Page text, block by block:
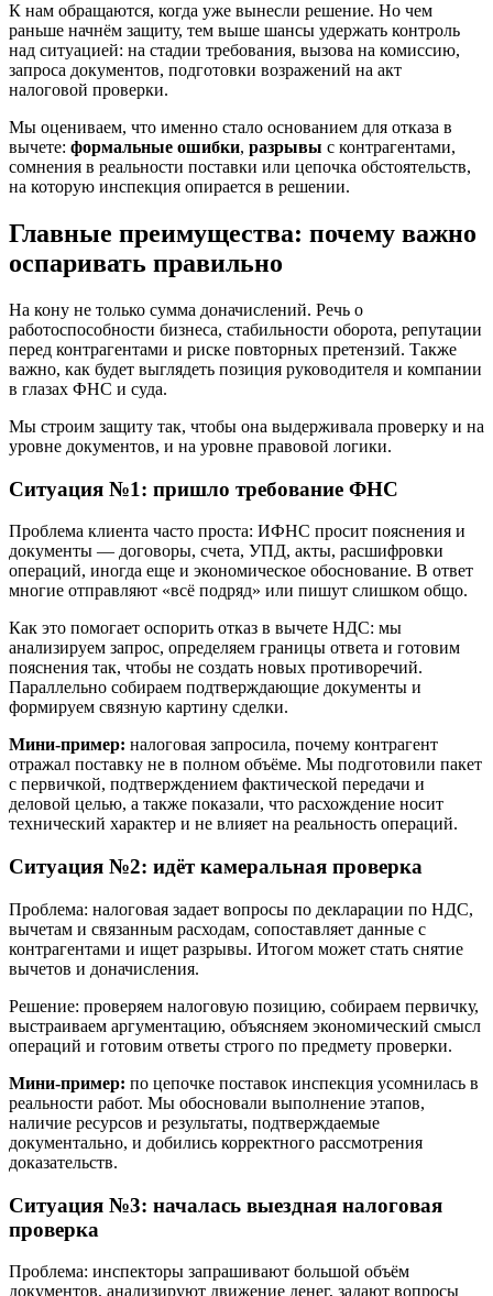
К нам обращаются, когда уже вынесли решение. Но чем
раньше начнём защиту, тем выше шансы удержать контроль
над ситуацией: на стадии требования, вызова на комиссию,
запроса документов, подготовки возражений на акт
налоговой проверки.
Мы оцениваем, что именно стало основанием для отказа в
вычете: формальные ошибки, разрывы с контрагентами,
сомнения в реальности поставки или цепочка обстоятельств,
на которую инспекция опирается в решении.
Главные преимущества: почему важно
оспаривать правильно
На кону не только сумма доначислений. Речь о
работоспособности бизнеса, стабильности оборота, репутации
перед контрагентами и риске повторных претензий. Также
важно, как будет выглядеть позиция руководителя и компании
в глазах ФНС и суда.
Мы строим защиту так, чтобы она выдерживала проверку и на
уровне документов, и на уровне правовой логики.
Ситуация №1: пришло требование ФНС
Проблема клиента часто проста: ИФНС просит пояснения и
документы — договоры, счета, УПД, акты, расшифровки
операций, иногда еще и экономическое обоснование. В ответ
многие отправляют «всё подряд» или пишут слишком общо.
Как это помогает оспорить отказ в вычете НДС: мы
анализируем запрос, определяем границы ответа и готовим
пояснения так, чтобы не создать новых противоречий.
Параллельно собираем подтверждающие документы и
формируем связную картину сделки.
Мини-пример: налоговая запросила, почему контрагент
отражал поставку не в полном объёме. Мы подготовили пакет
с первичкой, подтверждением фактической передачи и
деловой целью, а также показали, что расхождение носит
технический характер и не влияет на реальность операций.
Ситуация №2: идёт камеральная проверка
Проблема: налоговая задает вопросы по декларации по НДС,
вычетам и связанным расходам, сопоставляет данные с
контрагентами и ищет разрывы. Итогом может стать снятие
вычетов и доначисления.
Решение: проверяем налоговую позицию, собираем первичку,
выстраиваем аргументацию, объясняем экономический смысл
операций и готовим ответы строго по предмету проверки.
Мини-пример: по цепочке поставок инспекция усомнилась в
реальности работ. Мы обосновали выполнение этапов,
наличие ресурсов и результаты, подтверждаемые
документально, и добились корректного рассмотрения
доказательств.
Ситуация №3: началась выездная налоговая
проверка
Проблема: инспекторы запрашивают большой объём
документов, анализируют движение денег, задают вопросы